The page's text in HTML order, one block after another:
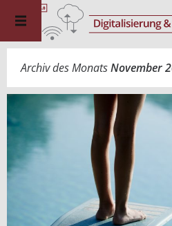
Archiv des MonatsNovember